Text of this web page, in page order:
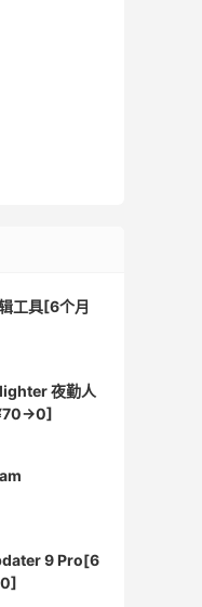
工具[6个月
夜勤人
9 Pro[6